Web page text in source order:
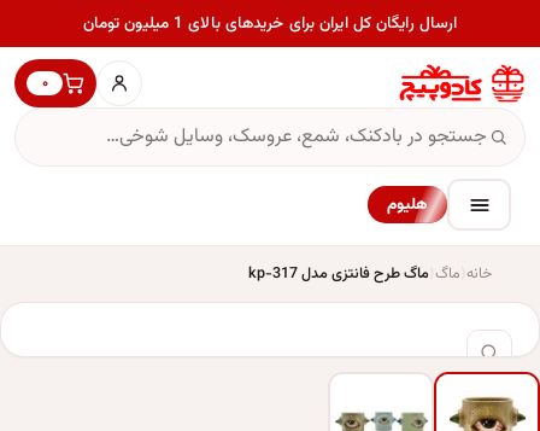
ارسال رایگان کل ایران برای خریدهای بالای 1 میلیون تومان
۰
هلیوم
خانه ماگ ماگ طرح فانتزی مدل kp-317